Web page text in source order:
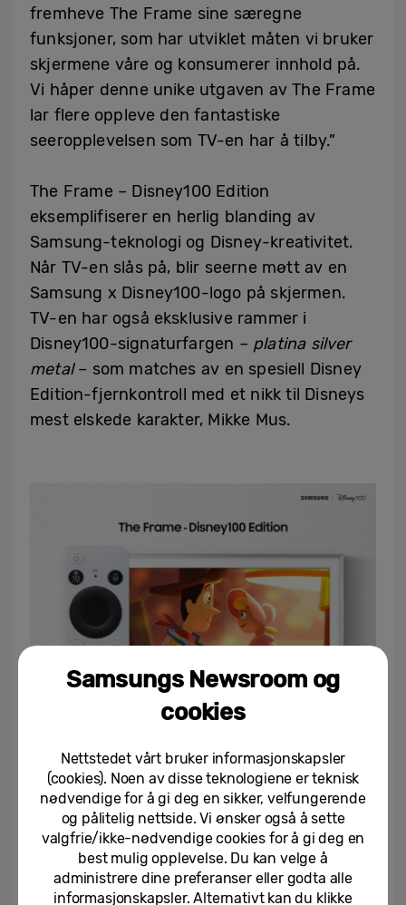
fremheve The Frame sine særegne
funksjoner, som har utviklet måten vi bruker
skjermene våre og konsumerer innhold på.
Vi håper denne unike utgaven av The Frame
lar flere oppleve den fantastiske
seeropplevelsen som TV-en har å tilby.”
The Frame – Disney100 Edition
eksemplifiserer en herlig blanding av
Samsung-teknologi og Disney-kreativitet.
Når TV-en slås på, blir seerne møtt av en
Samsung x Disney100-logo på skjermen.
TV-en har også eksklusive rammer i
Disney100-signaturfargen – platina silver
metal– som matches av en spesiell Disney
Edition-fjernkontroll med et nikk til Disneys
mest elskede karakter, Mikke Mus.
inspirert SolarCell-fjernkontroll
The Frame – Disney100 Edition kommer
også med 100 dedikerte Disney-kunstverk
Samsungs Newsroom og
cookies
Nettstedet vårt bruker informasjonskapsler
(cookies). Noen av disse teknologiene er teknisk
nødvendige for å gi deg en sikker, velfungerende
og pålitelig nettside. Vi ønsker også å sette
valgfrie/ikke-nødvendige cookies for å gi deg en
best mulig opplevelse. Du kan velge å
administrere dine preferanser eller godta alle
informasjonskapsler. Alternativt kan du klikke